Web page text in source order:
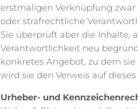
erstmaligen Verknüpfung
oder strafrechtliche
Sie überprüft aber die Inhalte,
Verantwortlichkeit neu
konkretes Angebot, zu dem
wird sie den Verweis auf
Urheber- und